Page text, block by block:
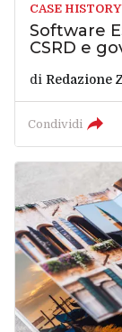
CASE HISTORY
Software
CSRD e
di Redazione
Condividi